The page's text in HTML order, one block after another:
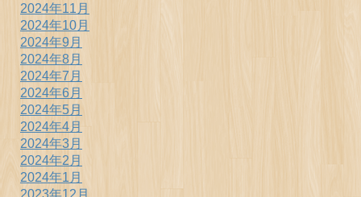
2024年11月
2024年10月
2024年9月
2024年8月
2024年7月
2024年6月
2024年5月
2024年4月
2024年3月
2024年2月
2024年1月